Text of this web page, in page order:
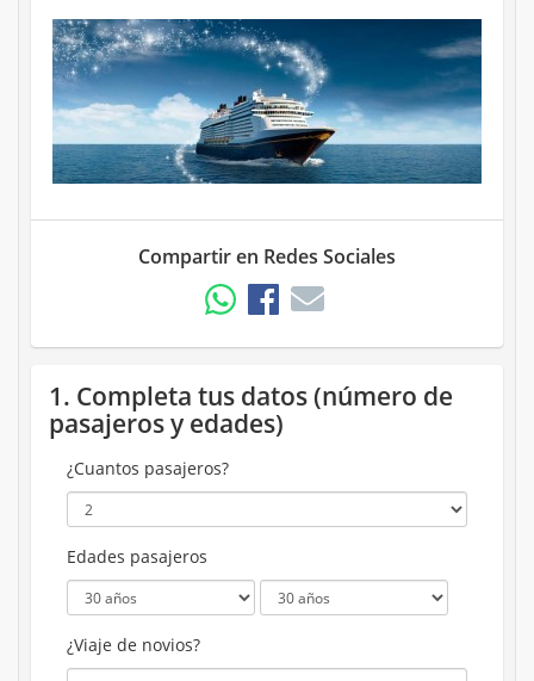
Compartir en Redes Sociales
1. Completa tus datos (número de
pasajeros y edades)
¿Cuantos pasajeros?
Edades pasajeros
¿Viaje de novios?